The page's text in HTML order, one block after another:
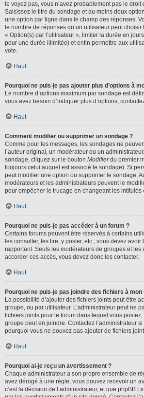
le voyez pas, vous n’avez probablement pas le
Saisissez le titre du sondage et au moins deux
une option par ligne dans le champ des réponses.
le nombre de réponses qu’un utilisateur peut
« Option(s) par l’utilisateur », limiter la durée en
pour une durée illimitée) et enfin permettre aux
vote.
Haut
Pourquoi ne puis-je pas ajouter plus d’options à
Le nombre d’options maximum par sondage est
vous avez besoin d’indiquer plus d’options,
Haut
Comment modifier ou supprimer un sondage ?
Comme pour les messages, les sondages ne
l’auteur original, un modérateur ou un
sondage, cliquez sur le bouton Modifierdu premier
toujours celui auquel est associé le sondage). Si
peut modifier une option ou supprimer le sondage.
modérateurs et les administrateurs peuvent le
pour empêcher le trucage en changeant les intitulés
Haut
Pourquoi ne puis-je pas accéder à un forum ?
Certains forums peuvent être réservés à certains
les consulter, les lire, y poster, etc., vous devez avoir
rapportant. Seuls les modérateurs de groupes et les
accorder ces accès, vous devez donc les contacter.
Haut
Pourquoi ne puis-je pas joindre des fichiers à mon
La possibilité d’ajouter des fichiers joints peut être
groupe, ou par utilisateur. L’administrateur peut ne
fichiers joints pour le forum dans lequel vous
groupe peut en joindre. Contactez l’administrateur
pourquoi vous ne pouvez pas ajouter de fichiers
Haut
Pourquoi ai-je reçu un avertissement ?
Chaque administrateur a son propre ensemble de
avez dérogé à une règle, vous pouvez recevoir un
c’est la décision de l’administrateur, et que phpBB